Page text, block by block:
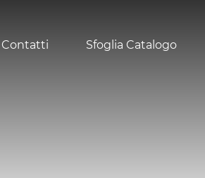
Contatti Sfoglia Catalogo